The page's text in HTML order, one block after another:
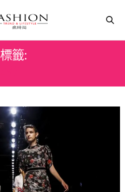
標籤: